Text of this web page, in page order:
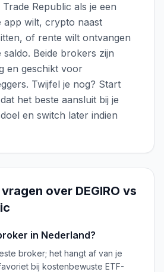
Republic als je een
app wilt, crypto naast
of rente wilt ontvangen
Beide brokers zijn
en geschikt voor
Twijfel je nog? Start
het beste aansluit bij je
en switch later indien
over DEGIRO vs
in Nederland?
broker; het hangt af van je
bij kostenbewuste ETF-